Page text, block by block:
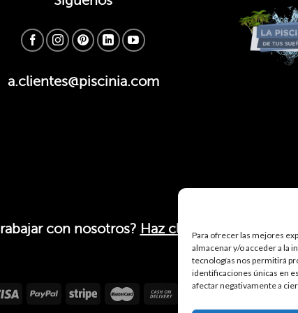
Para ofrecer las mejores
almacenar y/o acceder a la
tecnologías nos permitirá
identificaciones únicas en
afectar negativamente a
a.clientes@piscinia.com
con nosotros? Haz click aquí.